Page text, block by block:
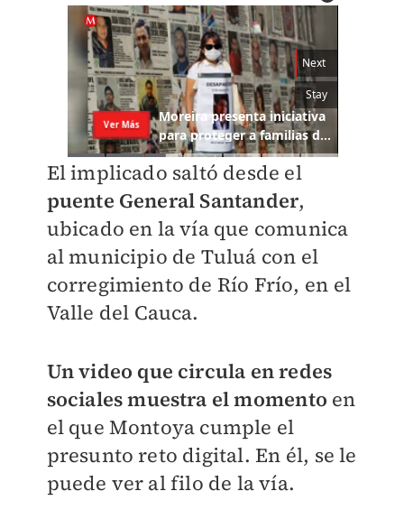
El implicado saltó desde el
puente General Santander,
ubicado en la vía que comunica
al municipio de Tuluá con el
corregimiento de Río Frío, en el
Valle del Cauca.
Un video que circula en redes
sociales muestra el momento en
el que Montoya cumple el
presunto reto digital. En él, se le
puede ver al filo de la vía.